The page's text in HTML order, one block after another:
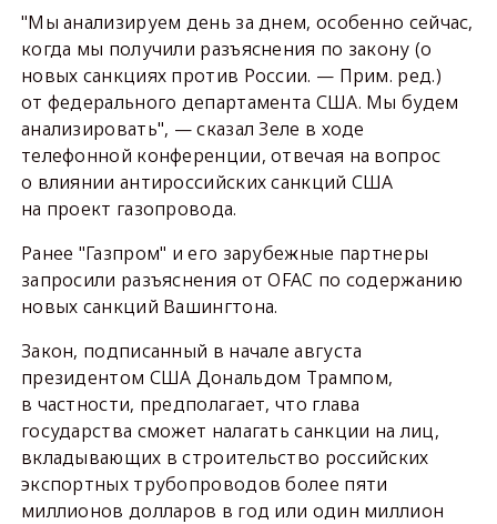
"Мы анализируем день за днем, особенно сейчас,
когда мы получили разъяснения по закону (о
новых санкциях против России. — Прим. ред.)
от федерального департамента США. Мы будем
анализировать", — сказал Зеле в ходе
телефонной конференции, отвечая на вопрос
о влиянии антироссийских санкций США
на проект газопровода.
Ранее "Газпром" и его зарубежные партнеры
запросили разъяснения от OFAC по содержанию
новых санкций Вашингтона.
Закон, подписанный в начале августа
президентом США Дональдом Трампом,
в частности, предполагает, что глава
государства сможет налагать санкции на лиц,
вкладывающих в строительство российских
экспортных трубопроводов более пяти
миллионов долларов в год или один миллион